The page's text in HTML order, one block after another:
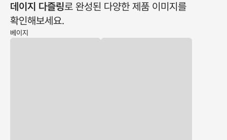
데이지 다즐링로 완성된 다양한 제품 이미지를
확인해보세요.
베이지